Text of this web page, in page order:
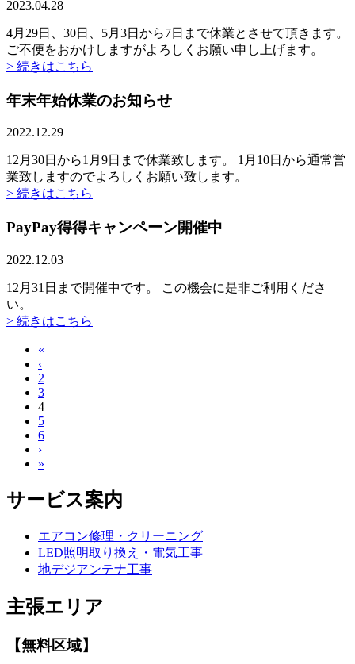
2023.04.28
4月29日、30日、5月3日から7日まで休業とさせて頂きます。
ご不便をおかけしますがよろしくお願い申し上げます。
> 続きはこちら
年末年始休業のお知らせ
2022.12.29
12月30日から1月9日まで休業致します。 1月10日から通常営
業致しますのでよろしくお願い致します。
> 続きはこちら
PayPay得得キャンペーン開催中
2022.12.03
12月31日まで開催中です。 この機会に是非ご利用くださ
い。
> 続きはこちら
«
‹
2
3
4
5
6
›
»
サービス案内
エアコン修理・クリーニング
LED照明取り換え・電気工事
地デジアンテナ工事
主張エリア
【無料区域】